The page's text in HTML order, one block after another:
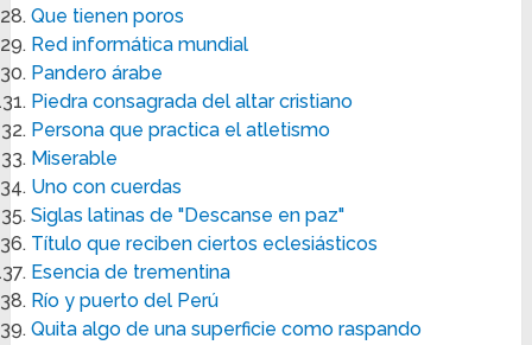
Que tienen poros
Red informática mundial
Pandero árabe
Piedra consagrada del altar cristiano
Persona que practica el atletismo
Miserable
Uno con cuerdas
Siglas latinas de "Descanse en paz"
Título que reciben ciertos eclesiásticos
Esencia de trementina
Río y puerto del Perú
Quita algo de una superficie como raspando